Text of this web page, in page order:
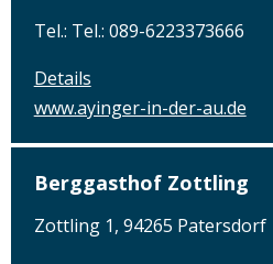
Tel.: Tel.: 089-6223373666
Details
www.ayinger-in-der-au.de
Berggasthof Zottling
Zottling 1, 94265 Patersdorf